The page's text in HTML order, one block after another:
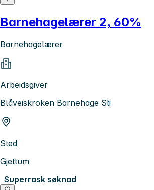
Barnehagelærer 2, 60%
Barnehagelærer
Arbeidsgiver
Blåveiskroken Barnehage Sti
Sted
Gjettum
Superrask søknad